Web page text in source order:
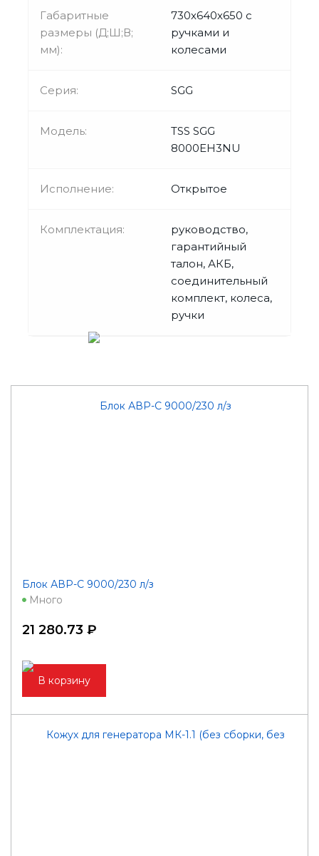
Габаритные
размеры (Д;Ш;В;
мм):
730х640х650 с
ручками и
колесами
Серия: SGG
Модель:
TSS SGG
8000EH3NU
Исполнение: Открытое
Комплектация:
руководство,
гарантийный
талон, АКБ,
соединительный
комплект, колеса,
ручки
Блок АВР-C 9000/230 л/з
Много
21 280.73 ₽
В корзину